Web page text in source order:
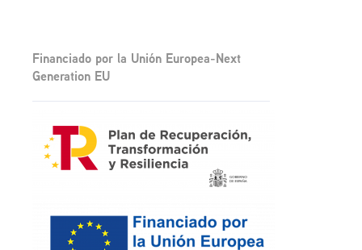
Financiado por la Unión Europea-Next
Generation EU